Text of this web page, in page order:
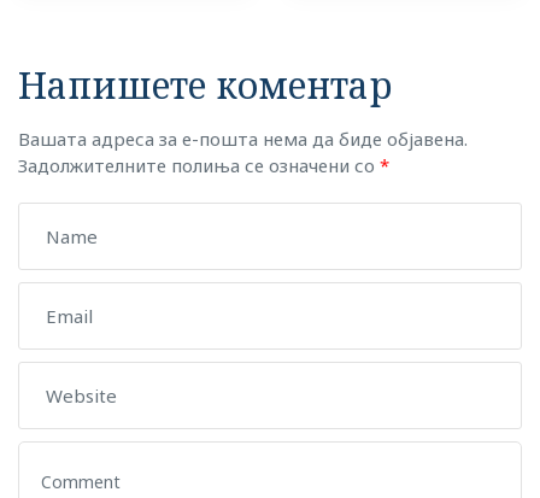
Напишете коментар
Вашата адреса за е-пошта нема да биде објавена.
Задолжителните полиња се означени со *